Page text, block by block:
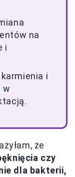
na
i
i
w
że
czy
dla bakterii,